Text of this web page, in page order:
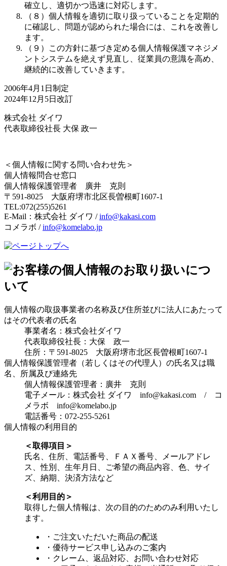
確立し、適切かつ迅速に対応します。
（８）個人情報を適切に取り扱っていることを定期的
に確認し、問題が認められた場合には、これを改善し
ます。
（９）この方針に基づき定める個人情報保護マネジメ
ントシステムを絶えず見直し、従業員の意識を高め、
継続的に改善していきます。
2006年4月1日制定
2024年12月5日改訂
株式会社 ダイワ
代表取締役社長 大保 政一
＜個人情報に関する問い合わせ先＞
個人情報問合せ窓口
個人情報保護管理者 廣井 克則
〒591-8025 大阪府堺市北区長曽根町1607-1
TEL:072(255)5261
E-Mail：株式会社 ダイワ /info@kakasi.com
コメラボ /info@komelabo.jp
個人情報の取扱事業者の名称及び住所並びに法人にあたって
はその代表者の氏名
事業者名：株式会社ダイワ
代表取締役社長：大保 政一
住所：〒591-8025 大阪府堺市北区長曽根町1607-1
個人情報保護管理者（若しくはその代理人）の氏名又は職
名、所属及び連絡先
個人情報保護管理者：廣井 克則
電子メール：株式会社 ダイワ info@kakasi.com / コ
メラボ info@komelabo.jp
電話番号：072-255-5261
個人情報の利用目的
＜取得項目＞
氏名、住所、電話番号、ＦＡＸ番号、メールアドレ
ス、性別、生年月日、ご希望の商品内容、色、サイ
ズ、納期、決済方法など
＜利用目的＞
取得した個人情報は、次の目的のためのみ利用いたし
ます。
・ご注文いただいた商品の配送
・優待サービス申し込みのご案内
・クレーム、返品対応、お問い合わせ対応